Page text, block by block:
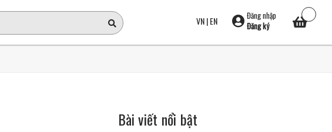
VN|EN
Đăng nhập
Đăng ký
Bài viết nổi bật